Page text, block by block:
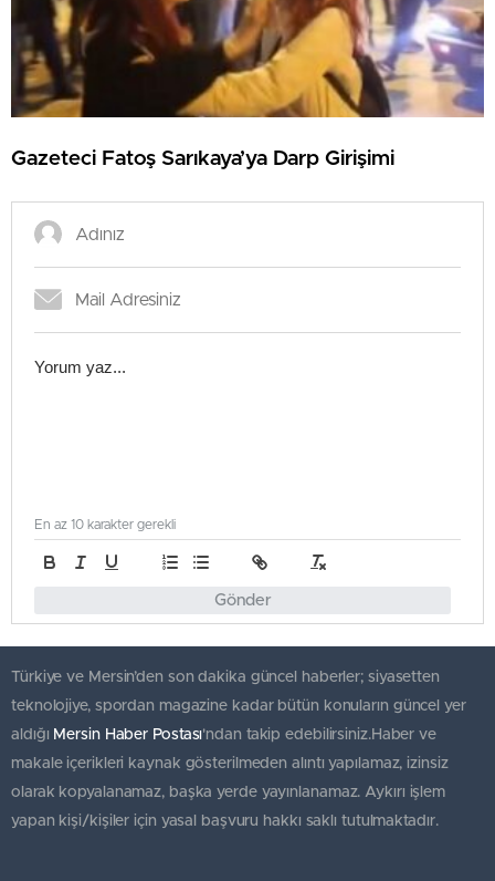
Gazeteci Fatoş Sarıkaya’ya Darp Girişimi
Gönder
En az 10 karakter gerekli
Türkiye ve Mersin’den son dakika güncel haberler; siyasetten
teknolojiye, spordan magazine kadar bütün konuların güncel yer
aldığı Mersin Haber Postası'ndan takip edebilirsiniz.Haber ve
makale içerikleri kaynak gösterilmeden alıntı yapılamaz, izinsiz
olarak kopyalanamaz, başka yerde yayınlanamaz. Aykırı işlem
yapan kişi/kişiler için yasal başvuru hakkı saklı tutulmaktadır.